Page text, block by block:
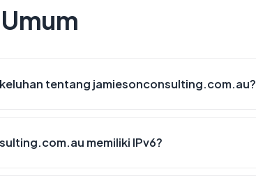
tentang jamiesonconsulting.com.au?
memiliki IPv6?